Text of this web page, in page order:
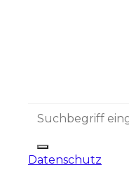
Datenschutz